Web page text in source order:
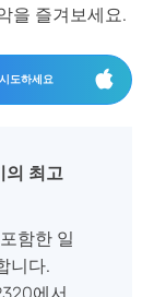
을 즐겨보세요.
도하세요
최고
함한 일
니다.